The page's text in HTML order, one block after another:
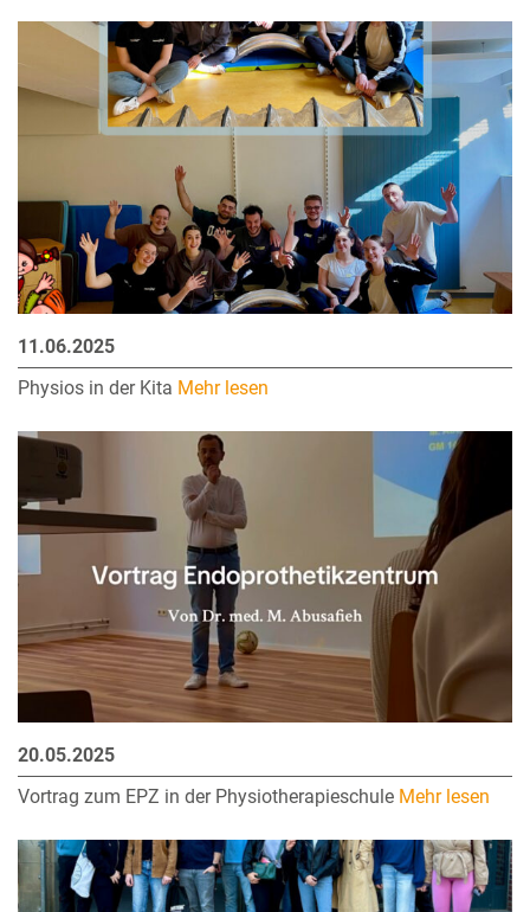
11.06.2025
Physios in der Kita Mehr lesen
20.05.2025
Vortrag zum EPZ in der Physiotherapieschule Mehr lesen